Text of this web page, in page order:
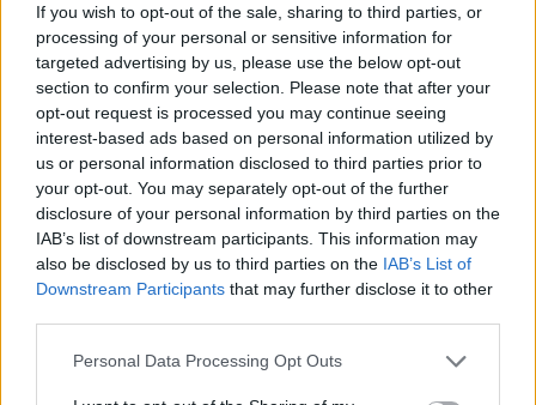
If you wish to opt-out of the sale, sharing to third parties, or
processing of your personal or sensitive information for
targeted advertising by us, please use the below opt-out
section to confirm your selection. Please note that after your
opt-out request is processed you may continue seeing
interest-based ads based on personal information utilized by
us or personal information disclosed to third parties prior to
your opt-out. You may separately opt-out of the further
disclosure of your personal information by third parties on the
IAB’s list of downstream participants. This information may
also be disclosed by us to third parties on the IAB’s List of
Downstream Participants that may further disclose it to other
Personal Data Processing Opt Outs
ΣΧΕΤΙΚΑ ΑΡΘΡΑ